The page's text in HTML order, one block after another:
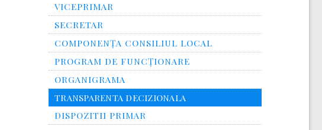
VICEPRIMAR
SECRETAR
COMPONENȚA CONSILIUL LOCAL
PROGRAM DE FUNCȚIONARE
ORGANIGRAMA
TRANSPARENTA DECIZIONALA
DISPOZITII PRIMAR